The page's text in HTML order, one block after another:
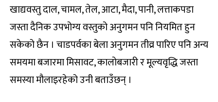
खाद्यवस्तु दाल, चामल, तेल, आटा, मैदा, पानी, लत्ताकपडा
जस्ता दैनिक उपभोग्य वस्तुको अनुगमन पनि नियमित हुन
सकेको छैन । चाडपर्वका बेला अनुगमन तीव्र पारिए पनि अन्य
समयमा बजारमा मिसावट, कालोबजारी र मूल्यवृद्धि जस्ता
समस्या मौलाइरहेको उनी बताउँछन् ।